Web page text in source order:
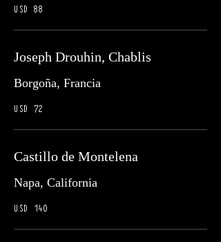
USD 88
Joseph Drouhin, Chablis
Borgoña, Francia
USD 72
Castillo de Montelena
Napa, California
USD 140